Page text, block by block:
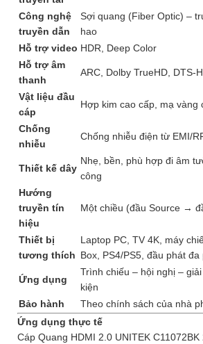
Công nghệ
truyền dẫn
Sợi quang (Fiber Optic) –
hao
Hỗ trợ video HDR, Deep Color
Hỗ trợ âm
thanh
ARC, Dolby TrueHD, DTS-
Vật liệu đầu
cáp
Hợp kim cao cấp, mạ vàng
Chống
nhiễu
Chống nhiễu điện từ EMI/
Thiết kế dây
Nhẹ, bền, phù hợp đi âm
công
Hướng
truyền tín
hiệu
Một chiều (đầu Source →
Thiết bị
tương thích
Laptop PC, TV 4K, máy
Box, PS4/PS5, đầu phát
Ứng dụng
Trình chiếu – hội nghị –
kiện
Bảo hành
Theo chính sách của nhà
Ứng dụng thực tế
Cáp Quang HDMI 2.0 UNITEK